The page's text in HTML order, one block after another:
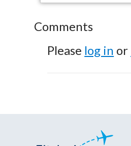
Comments
Please log in or